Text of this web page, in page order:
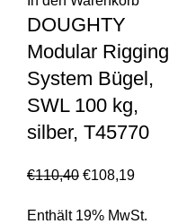
DOUGHTY
Modular Rigging
System Bügel,
SWL 100 kg,
silber, T45770
€110,40 €108,19
Enthält 19% MwSt.